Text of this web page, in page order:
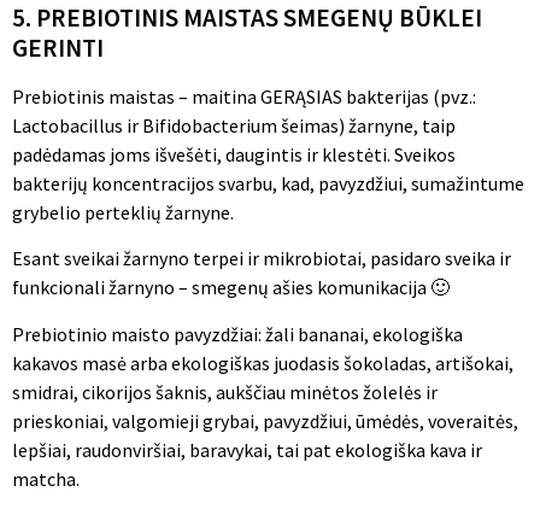
5. PREBIOTINIS MAISTAS SMEGENŲ BŪKLEI
GERINTI
Prebiotinis maistas – maitina GERĄSIAS bakterijas (pvz.:
Lactobacillus ir Bifidobacterium šeimas) žarnyne, taip
padėdamas joms išvešėti, daugintis ir klestėti. Sveikos
bakterijų koncentracijos svarbu, kad, pavyzdžiui, sumažintume
grybelio perteklių žarnyne.
Esant sveikai žarnyno terpei ir mikrobiotai, pasidaro sveika ir
funkcionali žarnyno – smegenų ašies komunikacija 🙂
Prebiotinio maisto pavyzdžiai: žali bananai, ekologiška
kakavos masė arba ekologiškas juodasis šokoladas, artišokai,
smidrai, cikorijos šaknis, aukščiau minėtos žolelės ir
prieskoniai, valgomieji grybai, pavyzdžiui, ūmėdės, voveraitės,
lepšiai, raudonviršiai, baravykai, tai pat ekologiška kava ir
matcha.